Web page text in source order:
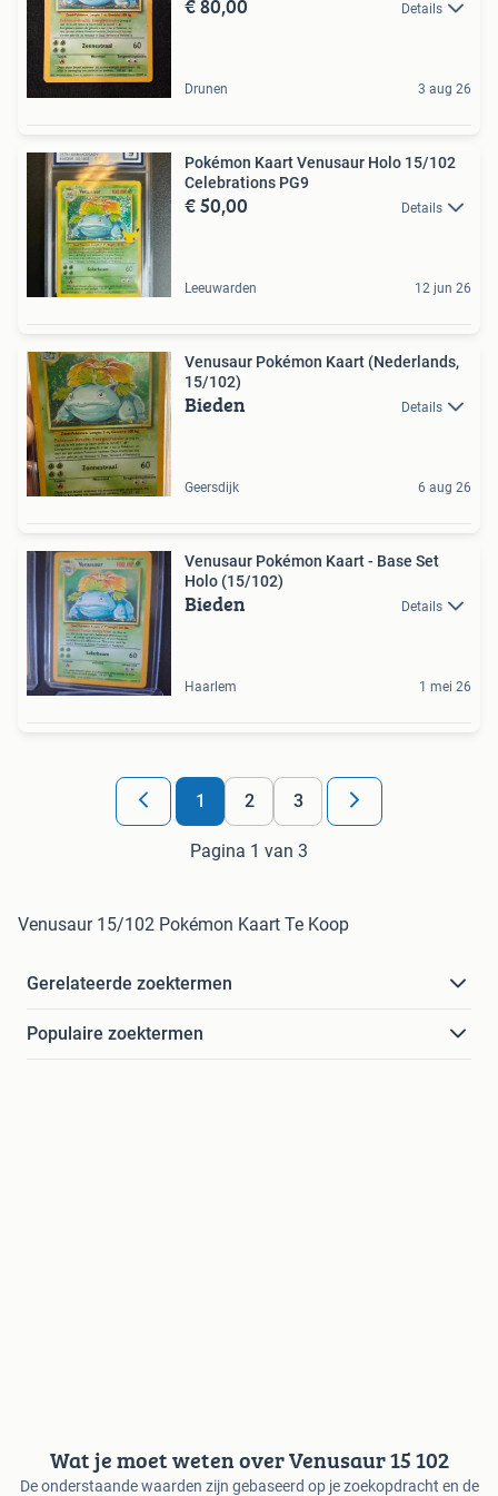
€ 80,00 Details
Drunen 3 aug 26
Pokémon Kaart Venusaur Holo 15/102
Celebrations PG9
€ 50,00 Details
Leeuwarden 12 jun 26
Venusaur Pokémon Kaart (Nederlands,
15/102)
Bieden Details
Geersdijk 6 aug 26
Venusaur Pokémon Kaart - Base Set
Holo (15/102)
Bieden Details
Haarlem 1 mei 26
1 2 3
Pagina 1 van 3
Venusaur 15/102 Pokémon Kaart Te Koop
Gerelateerde zoektermen
Populaire zoektermen
Wat je moet weten over Venusaur 15 102
De onderstaande waarden zijn gebaseerd op je zoekopdracht en de